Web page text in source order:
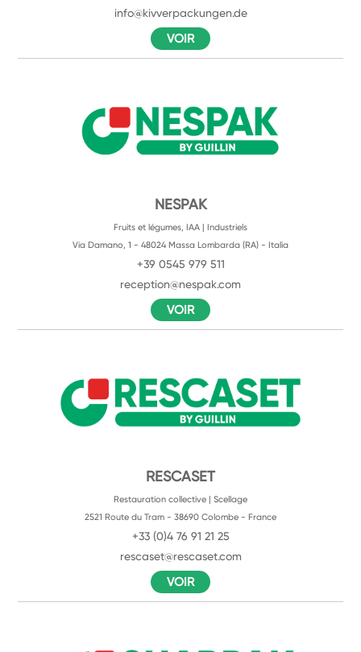
info@kivverpackungen.de
VOIR
NESPAK
Fruits et légumes, IAA | Industriels
Via Damano, 1 - 48024 Massa Lombarda (RA) - Italia
+39 0545 979 511
reception@nespak.com
VOIR
RESCASET
Restauration collective | Scellage
2521 Route du Tram - 38690 Colombe - France
+33 (0)4 76 91 21 25
rescaset@rescaset.com
VOIR